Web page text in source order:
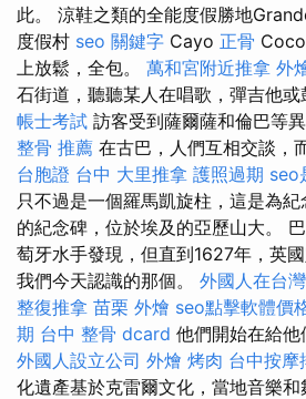
此。 涼鞋之類的全能度假勝地
度假村 seo 關鍵字 Cayo 正骨
上放鬆，全包。 萬和宮附近推拿 外
石街道，聽聽某人在唱歌，彈吉他或
帳士考試 訪客受到薩爾薩和倫巴等
整骨 推薦 在古巴，人們互相交談，
台胞證 台中 大里推拿 護照過期 seo
只不過是一個羅馬凱旋柱，這是為
的紀念碑，位於埃及的亞歷山大。
萄牙水手發現，但直到1627年，英
我們今天認識的那個。 外國人在台
整復推拿 苗栗 外燴 seo點擊軟體價
期 台中 整骨 dcard 他們開始在給他
外國人設立公司 外燴 烤肉 台中按
化遺產基於克雷爾文化，當地音樂